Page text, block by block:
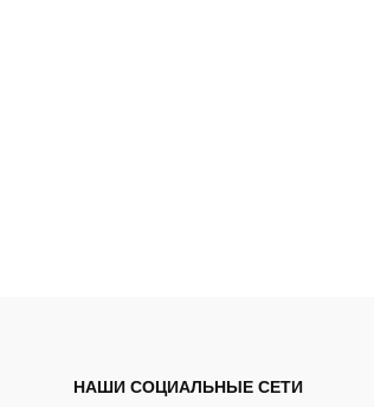
НАШИ СОЦИАЛЬНЫЕ СЕТИ